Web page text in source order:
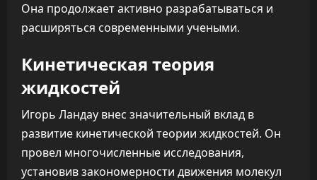
Она продолжает активно разрабатываться и
расширяться современными учеными.
Кинетическая теория
жидкостей
Игорь Ландау внес значительный вклад в
развитие кинетической теории жидкостей. Он
провел многочисленные исследования,
установив закономерности движения молекул